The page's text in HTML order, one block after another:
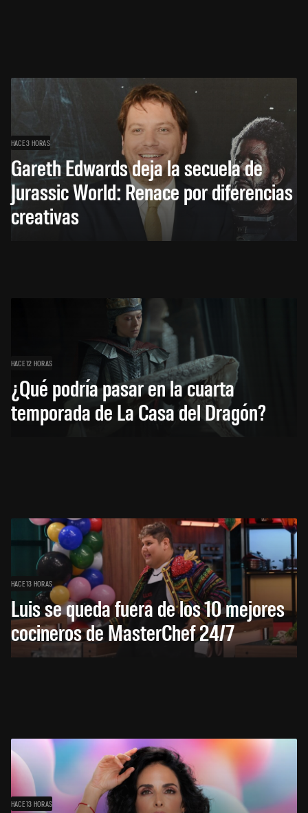
HACE 3 HORAS
Gareth Edwards deja la secuela de
Jurassic World: Renace por diferencias
creativas
HACE 12 HORAS
¿Qué podría pasar en la cuarta
temporada de La Casa del Dragón?
HACE 13 HORAS
Luis se queda fuera de los 10 mejores
cocineros de MasterChef 24/7
HACE 13 HORAS